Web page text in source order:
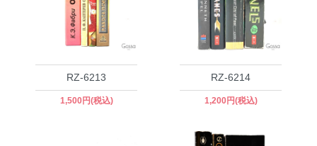
RZ-6213
1,500円(税込)
RZ-6214
1,200円(税込)